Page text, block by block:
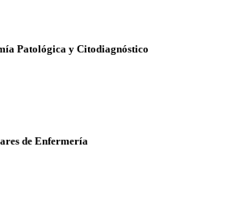
Patológica y Citodiagnóstico
de Enfermería